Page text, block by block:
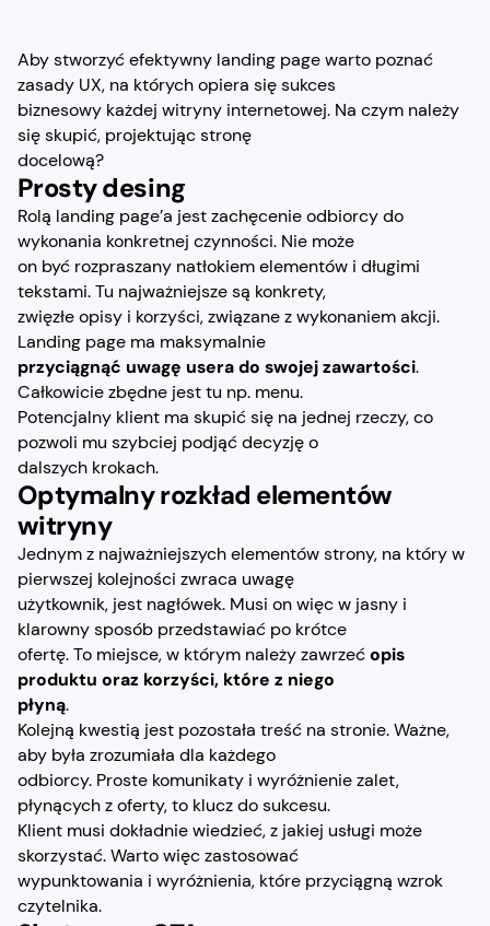
Aby stworzyć efektywny landing page warto poznać
zasady UX, na których opiera się sukces
biznesowy każdej witryny internetowej. Na czym należy
się skupić, projektując stronę
docelową?
Prosty desing
Rolą landing page’a jest zachęcenie odbiorcy do
wykonania konkretnej czynności. Nie może
on być rozpraszany natłokiem elementów i długimi
tekstami. Tu najważniejsze są konkrety,
zwięzłe opisy i korzyści, związane z wykonaniem akcji.
Landing page ma maksymalnie
przyciągnąć uwagę usera do swojej zawartości.
Całkowicie zbędne jest tu np. menu.
Potencjalny klient ma skupić się na jednej rzeczy, co
pozwoli mu szybciej podjąć decyzję o
dalszych krokach.
Optymalny rozkład elementów
witryny
Jednym z najważniejszych elementów strony, na który w
pierwszej kolejności zwraca uwagę
użytkownik, jest nagłówek. Musi on więc w jasny i
klarowny sposób przedstawiać po krótce
ofertę. To miejsce, w którym należy zawrzećopis
produktu oraz korzyści, które z niego
płyną.
Kolejną kwestią jest pozostała treść na stronie. Ważne,
aby była zrozumiała dla każdego
odbiorcy. Proste komunikaty i wyróżnienie zalet,
płynących z oferty, to klucz do sukcesu.
Klient musi dokładnie wiedzieć, z jakiej usługi może
skorzystać. Warto więc zastosować
wypunktowania i wyróżnienia, które przyciągną wzrok
czytelnika.